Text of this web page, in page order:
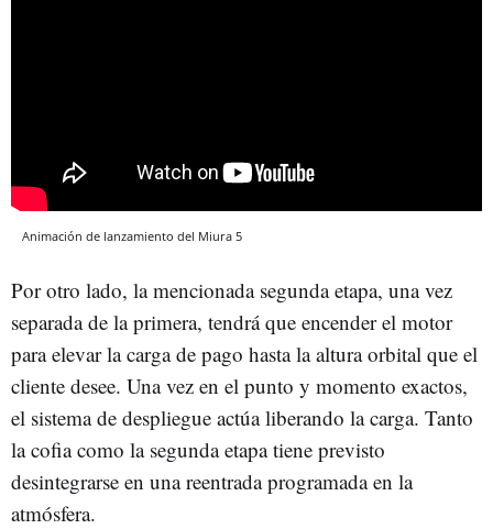
Animación de lanzamiento del Miura 5
Por otro lado, la mencionada segunda etapa, una vez
separada de la primera, tendrá que encender el motor
para elevar la carga de pago hasta la altura orbital que el
cliente desee. Una vez en el punto y momento exactos,
el sistema de despliegue actúa liberando la carga. Tanto
la cofia como la segunda etapa tiene previsto
desintegrarse en una reentrada programada en la
atmósfera.